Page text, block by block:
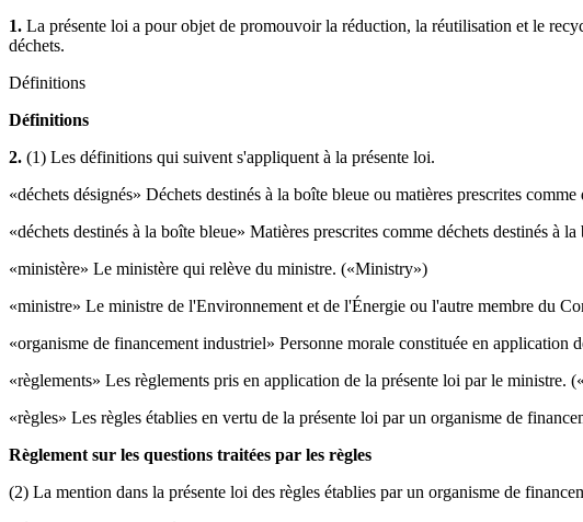
1. La présente loi a pour objet de promouvoir la réduction, la réutilisation et le
déchets.
Définitions
Définitions
2. (1) Les définitions qui suivent s'appliquent à la présente loi.
«déchets désignés» Déchets destinés à la boîte bleue ou matières prescrites
«déchets destinés à la boîte bleue» Matières prescrites comme déchets destinés à
«ministère» Le ministère qui relève du ministre. («Ministry»)
«ministre» Le ministre de l'Environnement et de l'Énergie ou l'autre membre du
«organisme de financement industriel» Personne morale constituée en
«règlements» Les règlements pris en application de la présente loi par le ministre.
«règles» Les règles établies en vertu de la présente loi par un organisme de
Règlement sur les questions traitées par les règles
(2) La mention dans la présente loi des règles établies par un organisme de